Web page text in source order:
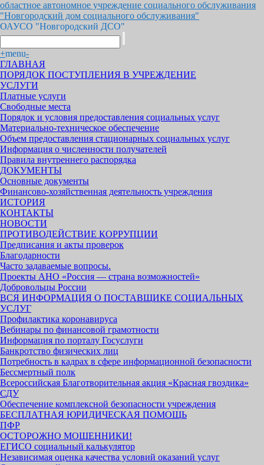
областное автономное учреждение социального обслуживания
"Новгородский дом социального обслуживания"
ОАУСО "Новгородский ДСО"
+menu-
ГЛАВНАЯ
ПОРЯДОК ПОСТУПЛЕНИЯ В УЧРЕЖДЕНИЕ
УСЛУГИ
Платные услуги
Свободные места
Порядок и условия предоставления социальных услуг
Материально-техническое обеспечение
Объем предоставления стационарных социальных услуг
Информация о численности получателей
Правила внутреннего распорядка
ДОКУМЕНТЫ
Основные документы
Финансово-хозяйственная деятельность учреждения
ИСТОРИЯ
КОНТАКТЫ
НОВОСТИ
ПРОТИВОДЕЙСТВИЕ КОРРУПЦИИ
Предписания и акты проверок
Благодарности
Часто задаваемые вопросы.
Проекты АНО «Россия — страна возможностей»
Добровольцы России
ВСЯ ИНФОРМАЦИЯ О ПОСТАВЩИКЕ СОЦИАЛЬНЫХ
УСЛУГ
Профилактика коронавируса
Вебинары по финансовой грамотности
Информация по порталу Госуслуги
Банкротство физических лиц
Потребность в кадрах в сфере информационной безопасности
Бессмертный полк
Всероссийская Благотворительная акция «Красная гвоздика»
СДУ
Обеспечение комплексной безопасности учреждения
БЕСПЛАТНАЯ ЮРИДИЧЕСКАЯ ПОМОЩЬ
ПФР
ОСТОРОЖНО МОШЕННИКИ!
ЕГИСО социальный калькулятор
Независимая оценка качества условий оказаний услуг